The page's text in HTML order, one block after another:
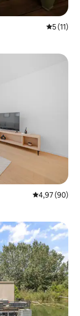
5 (11)
Évaluation
4,97 (90)